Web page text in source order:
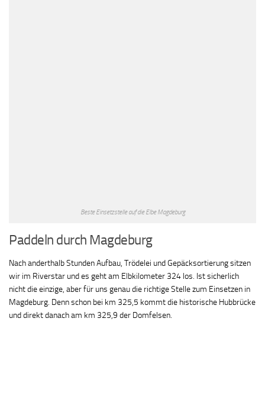
Beste Einsetzstelle auf die Elbe Magdeburg
Paddeln durch Magdeburg
Nach anderthalb Stunden Aufbau, Trödelei und Gepäcksortierung sitzen
wir im Riverstar und es geht am Elbkilometer 324 los. Ist sicherlich
nicht die einzige, aber für uns genau die richtige Stelle zum Einsetzen in
Magdeburg. Denn schon bei km 325,5 kommt die historische Hubbrücke
und direkt danach am km 325,9 der Domfelsen.